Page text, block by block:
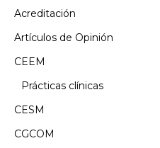
Acreditación
Artículos de Opinión
CEEM
Prácticas clínicas
CESM
CGCOM